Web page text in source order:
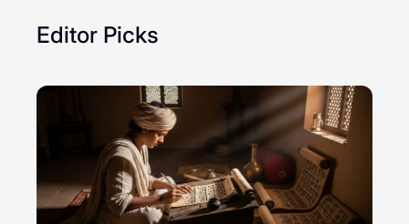
Editor Picks